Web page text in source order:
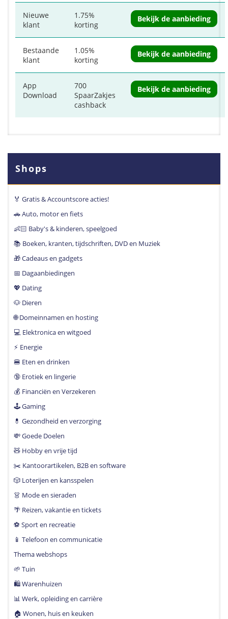
Nieuwe
klant
1.75%
korting
Bekijk de aanbieding
Bestaande
klant
1.05%
korting
Bekijk de aanbieding
App
Download
700
SpaarZakjes
cashback
Bekijk de aanbieding
Shops
🏅 Gratis & Accountscore acties!
🚗 Auto, motor en fiets
👶🏻 Baby's & kinderen, speelgoed
📚 Boeken, kranten, tijdschriften, DVD en Muziek
🎁 Cadeaus en gadgets
📅 Dagaanbiedingen
💖 Dating
🐶 Dieren
🌐 Domeinnamen en hosting
💻 Elektronica en witgoed
⚡️ Energie
🍔 Eten en drinken
🔞 Erotiek en lingerie
💰 Financiën en Verzekeren
🕹 Gaming
💊 Gezondheid en verzorging
💸 Goede Doelen
🧸 Hobby en vrije tijd
✂️ Kantoorartikelen, B2B en software
🎲 Loterijen en kansspelen
👗 Mode en sieraden
🌴 Reizen, vakantie en tickets
⚽️ Sport en recreatie
📱 Telefoon en communicatie
Thema webshops
🌱 Tuin
🛍 Warenhuizen
📊 Werk, opleiding en carrière
🏠 Wonen, huis en keuken